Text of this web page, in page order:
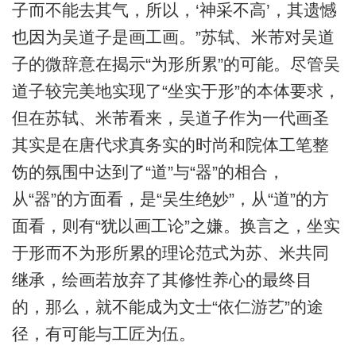
子而不能去其气，所以，‘神采不高’，其遗憾
也因为吴道子是画工画。”苏轼、米芾对吴道
子的微辞意在揭示“为形所累”的可能。尽管吴
道子较完美地实现了“坐实于形”的本体要求，
但在苏轼、米芾看来，吴道子作为一代画圣
其实是在唐代求真务实的时尚和院体工笔整
饬的氛围中达到了“道”与“器”的相合，
从“器”的方面看，是“吴生绝妙”，从“道”的方
面看，则有“犹以画工论”之嫌。换言之，坐实
于形而不为形所累的理论范式为苏、米共同
继承，绘画若放弃了其修性养心的最终目
的，那么，就不能成为文士“依仁游艺”的途
径，有可能与工匠为伍。